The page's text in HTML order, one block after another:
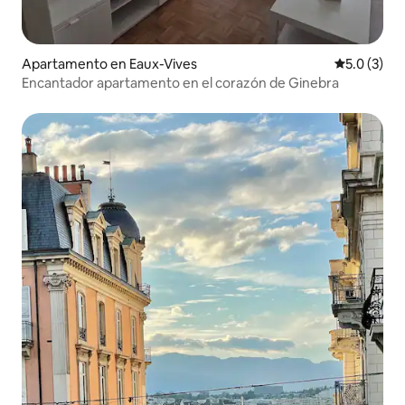
Apartamento en Eaux-Vives
5.0 (3)
Encantador apartamento en el corazón de Ginebra